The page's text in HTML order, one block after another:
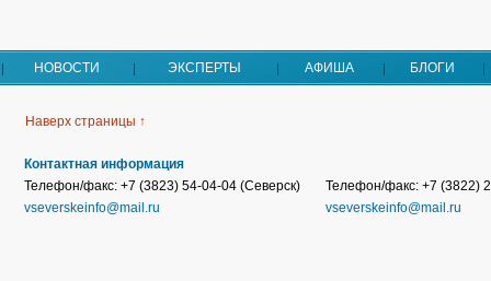
НОВОСТИ ЭКСПЕРТЫ АФИША БЛОГИ
Наверх страницы ↑
Контактная информация
Телефон/факс: +7 (3823) 54-04-04 (Северск)
vseverskeinfo@mail.ru
Телефон/факс: +7 (3822)
vseverskeinfo@mail.ru